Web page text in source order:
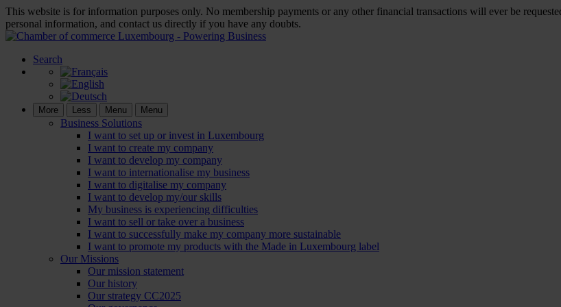
This website is for information purposes only. No membership payments or any other financial transactions will ever be
personal information, and contact us directly if you have any doubts.
Search
More Less Menu Menu
Business Solutions
I want to set up or invest in Luxembourg
I want to create my company
I want to develop my company
I want to internationalise my business
I want to digitalise my company
I want to develop my/our skills
My business is experiencing difficulties
I want to sell or take over a business
I want to successfully make my company more sustainable
I want to promote my products with the Made in Luxembourg label
Our Missions
Our mission statement
Our history
Our strategy CC2025